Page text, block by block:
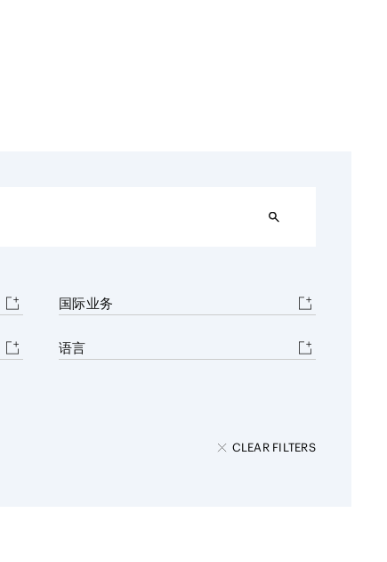
国际业务
语言
CLEAR FILTERS